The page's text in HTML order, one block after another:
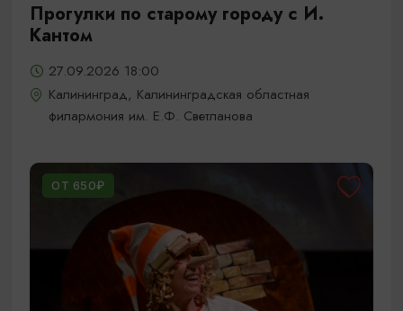
Прогулки по старому городу с И.
Кантом
27.09.2026 18:00
Калининград, Калининградская областная
филармония им. Е.Ф. Светланова
ОТ 650₽